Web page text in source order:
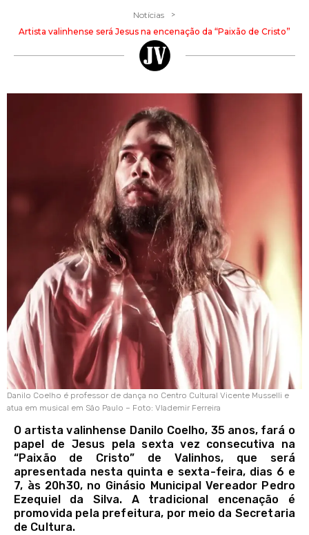
Notícias >
Artista valinhense será Jesus na encenação da “Paixão de Cristo”
Danilo Coelho é professor de dança no Centro Cultural Vicente Musselli e
atua em musical em São Paulo – Foto: Vlademir Ferreira
O artista valinhense Danilo Coelho, 35 anos, fará o
papel de Jesus pela sexta vez consecutiva na
“Paixão de Cristo” de Valinhos, que será
apresentada nesta quinta e sexta-feira, dias 6 e
7, às 20h30, no Ginásio Municipal Vereador Pedro
Ezequiel da Silva. A tradicional encenação é
promovida pela prefeitura, por meio da Secretaria
de Cultura.